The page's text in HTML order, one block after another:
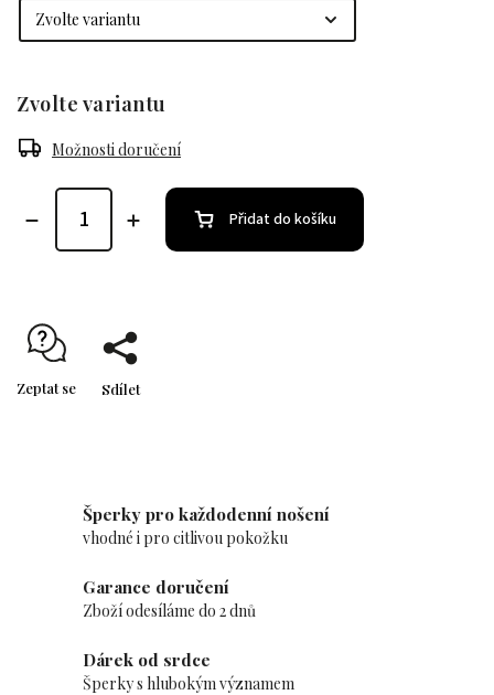
Zvolte variantu
Možnosti doručení
Přidat do košíku
Zeptat se Sdílet
Šperky pro každodenní nošení
vhodné i pro citlivou pokožku
Garance doručení
Zboží odesíláme do 2 dnů
Dárek od srdce
Šperky s hlubokým významem